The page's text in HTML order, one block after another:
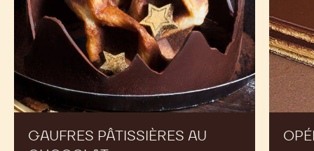
GAUFRES PÂTISSIÈRES AU